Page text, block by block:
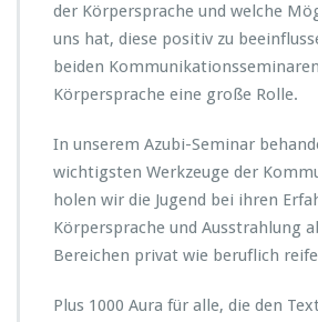
der Körpersprache und welche
uns hat, diese positiv zu
beiden
Körpersprache eine große Rolle.
In unserem Azubi-Seminar
wichtigsten Werkzeuge der
holen wir die Jugend bei ihren
Körpersprache und Ausstrahlung
Bereichen privat wie beruflich
Plus 1000 Aura für alle, die den